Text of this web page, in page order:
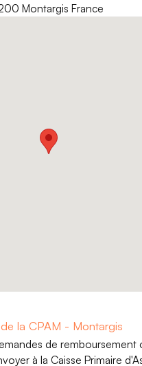
Montargis France
la CPAM - Montargis
de remboursement
à la Caisse Primaire